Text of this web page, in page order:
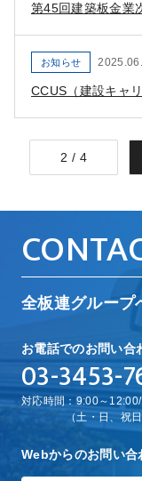
第45回建築板金業
お知らせ
2 / 4
全板連グループ
お電話でのお問い合
03-3453-
対応時間：9:00～
（土・日、祝
Webからのお問い合